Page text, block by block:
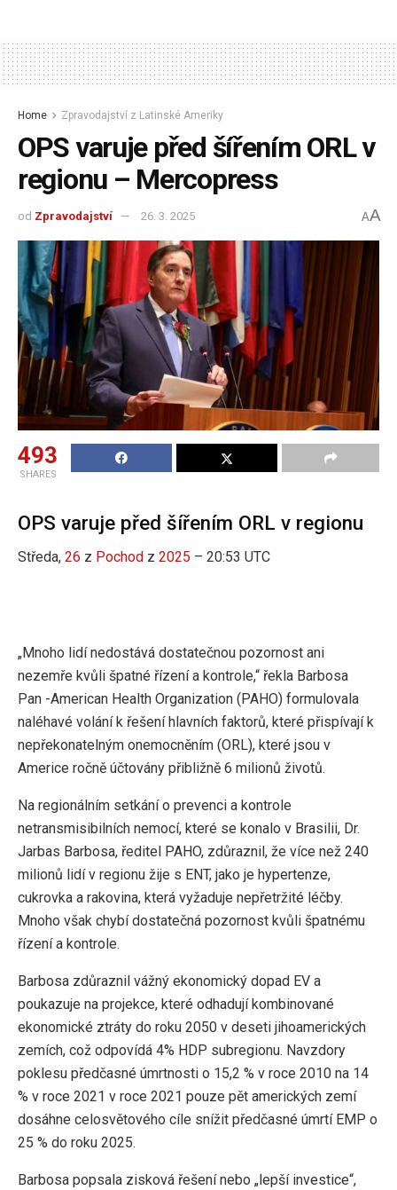
Home Zpravodajství z Latinské Ameriky
OPS varuje před šířením ORL v
regionu – Mercopress
od Zpravodajství 26. 3. 2025 AA
493
SHARES
OPS varuje před šířením ORL v regionu
Středa, 26 z Pochod z 2025 – 20:53 UTC
„Mnoho lidí nedostává dostatečnou pozornost ani
nezemře kvůli špatné řízení a kontrole,“ řekla Barbosa
Pan -American Health Organization (PAHO) formulovala
naléhavé volání k řešení hlavních faktorů, které přispívají k
nepřekonatelným onemocněním (ORL), které jsou v
Americe ročně účtovány přibližně 6 milionů životů.
Na regionálním setkání o prevenci a kontrole
netransmisibilních nemocí, které se konalo v Brasilii, Dr.
Jarbas Barbosa, ředitel PAHO, zdůraznil, že více než 240
milionů lidí v regionu žije s ENT, jako je hypertenze,
cukrovka a rakovina, která vyžaduje nepřetržité léčby.
Mnoho však chybí dostatečná pozornost kvůli špatnému
řízení a kontrole.
Barbosa zdůraznil vážný ekonomický dopad EV a
poukazuje na projekce, které odhadují kombinované
ekonomické ztráty do roku 2050 v deseti jihoamerických
zemích, což odpovídá 4% HDP subregionu. Navzdory
poklesu předčasné úmrtnosti o 15,2 % v roce 2010 na 14
% v roce 2021 v roce 2021 pouze pět amerických zemí
dosáhne celosvětového cíle snížit předčasné úmrtí EMP o
25 % do roku 2025.
Barbosa popsala zisková řešení nebo „lepší investice“,